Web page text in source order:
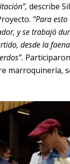
describe
“Para
y se trabajó
desde la
marroquinería,